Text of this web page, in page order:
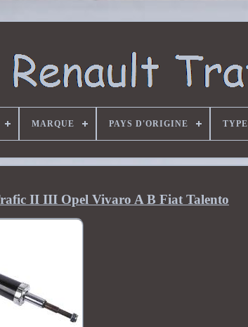
MARQUE PAYS D'ORIGINE TYPE
II III Opel Vivaro A B Fiat Talento